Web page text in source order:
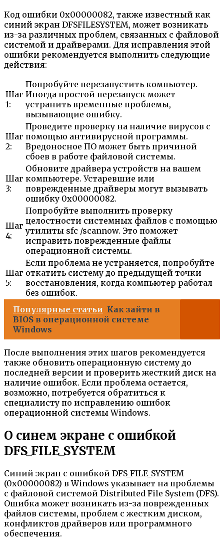
Код ошибки 0x00000082, также известный как
синий экран DFSFILESYSTEM, может возникать
из-за различных проблем, связанных с файловой
системой и драйверами. Для исправления этой
ошибки рекомендуется выполнить следующие
действия:
Шаг
1:
Попробуйте перезапустить компьютер.
Иногда простой перезапуск может
устранить временные проблемы,
вызывающие ошибку.
Шаг
2:
Проведите проверку на наличие вирусов с
помощью антивирусной программы.
Вредоносное ПО может быть причиной
сбоев в работе файловой системы.
Шаг
3:
Обновите драйвера устройств на вашем
компьютере. Устаревшие или
поврежденные драйверы могут вызывать
ошибку 0x00000082.
Шаг
4:
Попробуйте выполнить проверку
целостности системных файлов с помощью
утилиты sfc /scannow. Это поможет
исправить поврежденные файлы
операционной системы.
Шаг
5:
Если проблема не устраняется, попробуйте
откатить систему до предыдущей точки
восстановления, когда компьютер работал
без ошибок.
Популярные статьи Как зайти в
BIOS в операционной системе
Windows
После выполнения этих шагов рекомендуется
также обновить операционную систему до
последней версии и проверить жесткий диск на
наличие ошибок. Если проблема остается,
возможно, потребуется обратиться к
специалисту по исправлению ошибок
операционной системы Windows.
О синем экране с ошибкой
DFS_FILE_SYSTEM
Синий экран с ошибкой DFS_FILE_SYSTEM
(0x00000082) в Windows указывает на проблемы
с файловой системой Distributed File System (DFS).
Ошибка может возникать из-за поврежденных
файлов системы, проблем с жестким диском,
конфликтов драйверов или программного
обеспечения.